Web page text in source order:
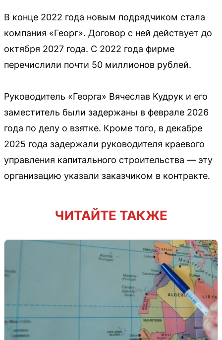
В конце 2022 года новым подрядчиком стала
компания «Георг». Договор с ней действует до
октября 2027 года. С 2022 года фирме
перечислили почти 50 миллионов рублей.
Руководитель «Георга» Вячеслав Кудрук и его
заместитель были задержаны в феврале 2026
года по делу о взятке. Кроме того, в декабре
2025 года задержали руководителя краевого
управления капитального строительства — эту
организацию указали заказчиком в контракте.
ЧИТАЙТЕ ТАКЖЕ